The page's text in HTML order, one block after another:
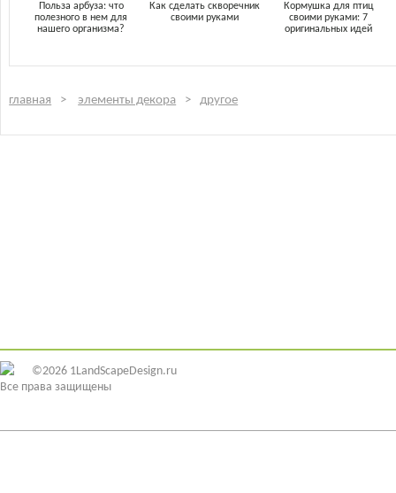
Польза арбуза: что
полезного в нем для
нашего организма?
Как сделать скворечник
своими руками
Кормушка для птиц
своими руками: 7
оригинальных идей
главная элементы декора другое
©2026 1LandScapeDesign.ru
Все права защищены